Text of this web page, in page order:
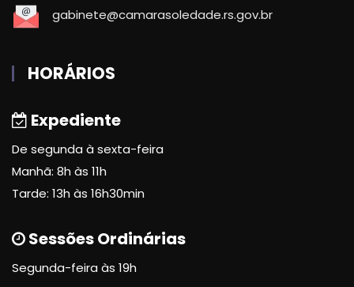
gabinete@camarasoledade.rs.gov.br
HORÁRIOS
Expediente
De segunda à sexta-feira
Manhã: 8h às 11h
Tarde: 13h às 16h30min
Sessões Ordinárias
Segunda-feira às 19h